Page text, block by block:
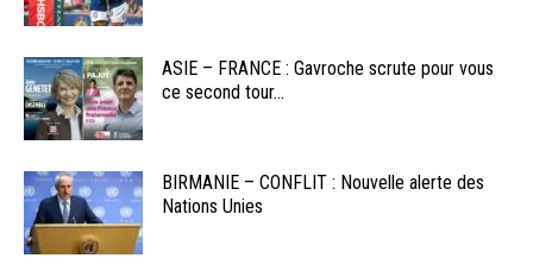
ASIE – FRANCE : Gavroche scrute pour vous
ce second tour...
BIRMANIE – CONFLIT : Nouvelle alerte des
Nations Unies